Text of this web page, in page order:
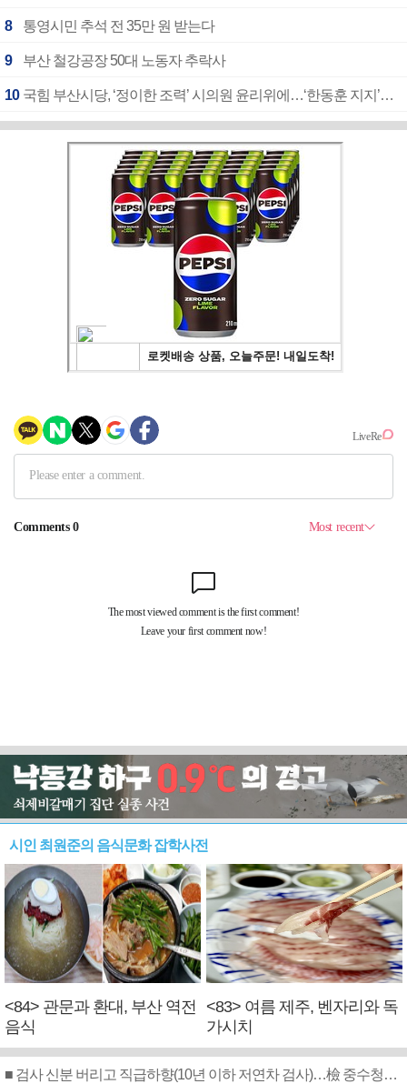
8 통영시민 추석 전 35만 원 받는다
9 부산 철강공장 50대 노동자 추락사
10 국힘 부산시당, ‘정이한 조력’ 시의원 윤리위에…‘한동훈 지지’도 신고접수
시인 최원준의 음식문화 잡학사전
<84> 관문과 환대, 부산 역전
음식
<83> 여름 제주, 벤자리와 독
가시치
■ 검사 신분 버리고 직급하향(10년 이하 저연차 검사)…檢 중수청행 기피